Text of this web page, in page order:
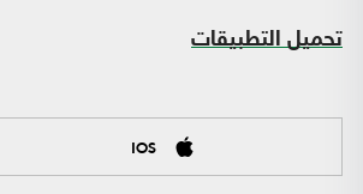
تحميل التطبيقات
IOS